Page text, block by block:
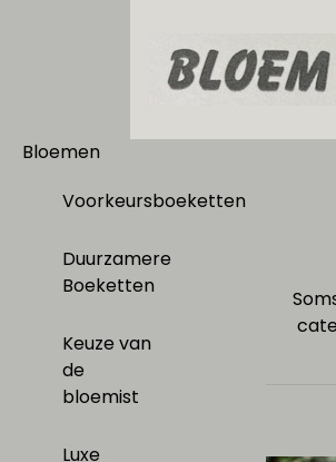
Bloemen
Voorkeursboeketten
Duurzamere
Boeketten
Keuze van
de
bloemist
Luxe